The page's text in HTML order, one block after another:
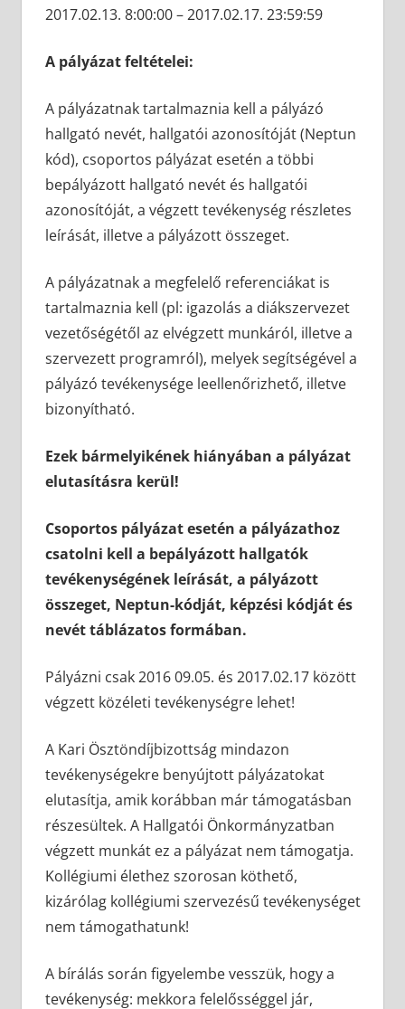
2017.02.13. 8:00:00 – 2017.02.17. 23:59:59
A pályázat feltételei:
A pályázatnak tartalmaznia kell a pályázó
hallgató nevét, hallgatói azonosítóját (Neptun
kód), csoportos pályázat esetén a többi
bepályázott hallgató nevét és hallgatói
azonosítóját, a végzett tevékenység részletes
leírását, illetve a pályázott összeget.
A pályázatnak a megfelelő referenciákat is
tartalmaznia kell (pl: igazolás a diákszervezet
vezetőségétől az elvégzett munkáról, illetve a
szervezett programról), melyek segítségével a
pályázó tevékenysége leellenőrizhető, illetve
bizonyítható.
Ezek bármelyikének hiányában a pályázat
elutasításra kerül!
Csoportos pályázat esetén a pályázathoz
csatolni kell a bepályázott hallgatók
tevékenységének leírását, a pályázott
összeget, Neptun-kódját, képzési kódját és
nevét táblázatos formában.
Pályázni csak 2016 09.05. és 2017.02.17 között
végzett közéleti tevékenységre lehet!
A Kari Ösztöndíjbizottság mindazon
tevékenységekre benyújtott pályázatokat
elutasítja, amik korábban már támogatásban
részesültek. A Hallgatói Önkormányzatban
végzett munkát ez a pályázat nem támogatja.
Kollégiumi élethez szorosan köthető,
kizárólag kollégiumi szervezésű tevékenységet
nem támogathatunk!
A bírálás során figyelembe vesszük, hogy a
tevékenység: mekkora felelősséggel jár,